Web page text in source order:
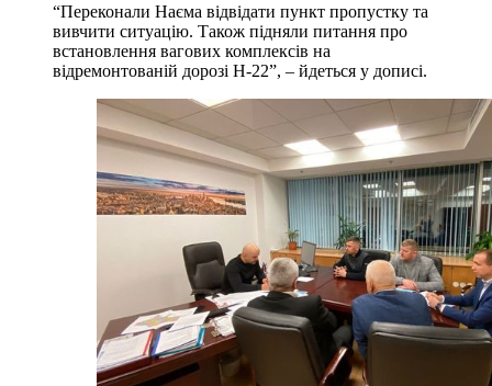
“Переконали Наєма відвідати пункт пропустку та
вивчити ситуацію. Також підняли питання про
встановлення вагових комплексів на
відремонтованій дорозі Н-22”, – йдеться у дописі.